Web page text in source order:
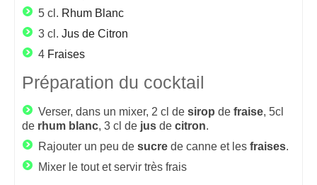
5 cl. Rhum Blanc
3 cl. Jus de Citron
4 Fraises
Préparation du cocktail
Verser, dans un mixer, 2 cl de sirop de fraise, 5cl
de rhum blanc, 3 cl de jus de citron.
Rajouter un peu de sucre de canne et les fraises.
Mixer le tout et servir très frais